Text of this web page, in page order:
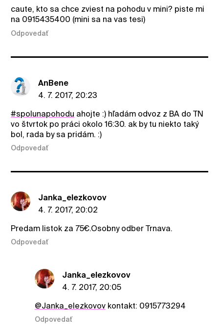
caute, kto sa chce zviest na pohodu v mini? piste mi
na 0915435400 (mini sa na vas tesi)
Odpovedať
AnBene
4. 7. 2017, 20:23
#spolunapohodu ahojte :) hľadám odvoz z BA do TN
vo štvrtok po práci okolo 16:30. ak by tu niekto taký
bol, rada by sa pridám. :)
Odpovedať
Janka_elezkovov
4. 7. 2017, 20:02
Predam listok za 75€.Osobny odber Trnava.
Odpovedať
Janka_elezkovov
4. 7. 2017, 20:05
@Janka_elezkovovkontakt: 0915773294
Odpovedať